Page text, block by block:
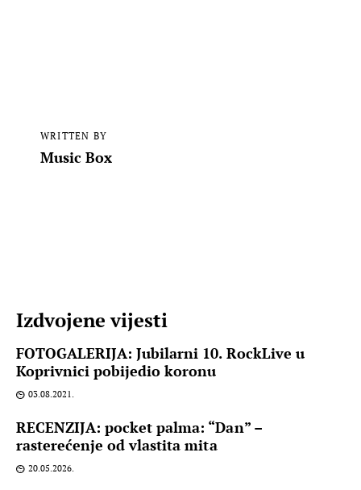
WRITTEN BY
Music Box
Izdvojene vijesti
FOTOGALERIJA: Jubilarni 10. RockLive u
Koprivnici pobijedio koronu
03.08.2021.
RECENZIJA: pocket palma: “Dan” –
rasterećenje od vlastita mita
20.05.2026.